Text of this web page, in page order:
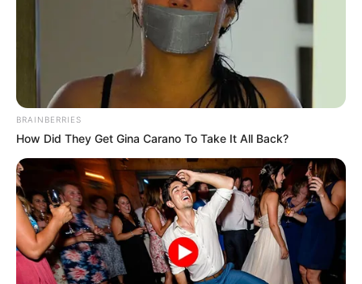
BRAINBERRIES
How Did They Get Gina Carano To Take It All Back?